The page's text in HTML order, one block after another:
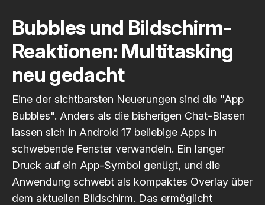
Bubbles und Bildschirm-
Reaktionen: Multitasking
neu gedacht
Eine der sichtbarsten Neuerungen sind die "App
Bubbles". Anders als die bisherigen Chat-Blasen
lassen sich in Android 17 beliebige Apps in
schwebende Fenster verwandeln. Ein langer
Druck auf ein App-Symbol genügt, und die
Anwendung schwebt als kompaktes Overlay über
dem aktuellen Bildschirm. Das ermöglicht